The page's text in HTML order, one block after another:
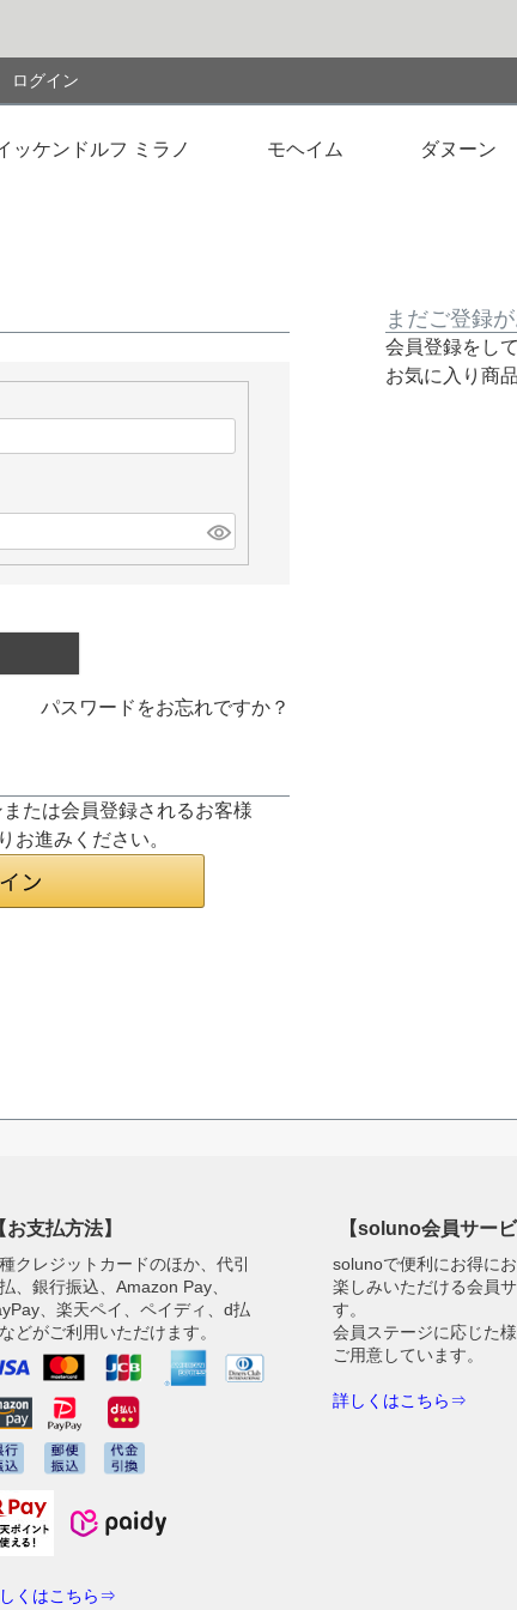
ログイン
ッケンドルフ ミラノ モヘイム ダヌーン
パスワードをお忘れですか？
たは会員登録されるお客様
お進みください。
まだご登録
会員登録をし
お気に入り商
お支払方法】
クレジットカードのほか、代引
、銀行振込、Amazon Pay、
、楽天ペイ、ペイディ、d払
どがご利用いただけます。
くはこちら⇒
【soluno会員サービ
solunoで便利にお得に
楽しみいただける会員
す。
会員ステージに応じた
ご用意しています。
詳しくはこちら⇒